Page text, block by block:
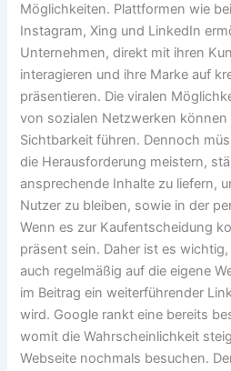
Möglichkeiten. Plattformen wie
Instagram, Xing und LinkedIn
Unternehmen, direkt mit ihren
interagieren und ihre Marke auf
präsentieren. Die viralen
von sozialen Netzwerken können
Sichtbarkeit führen. Dennoch
die Herausforderung meistern,
ansprechende Inhalte zu liefern,
Nutzer zu bleiben, sowie in der
Wenn es zur Kaufentscheidung
präsent sein. Daher ist es
auch regelmäßig auf die eigene
im Beitrag ein weiterführender
wird. Google rankt eine bereits
womit die Wahrscheinlichkeit
Webseite nochmals besuchen.